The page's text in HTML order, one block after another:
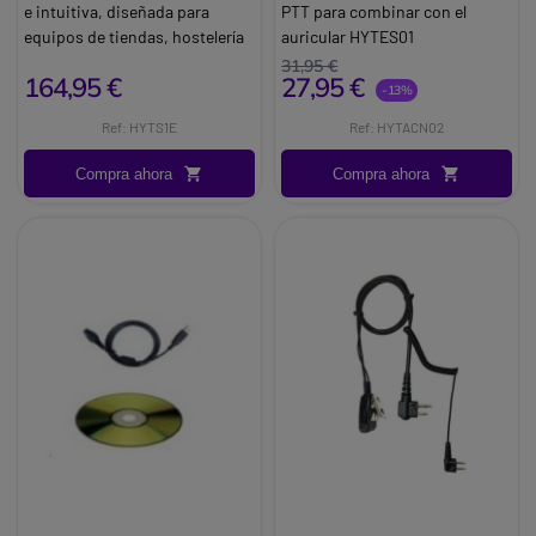
e intuitiva, diseñada para
equipos de tiendas, hostelería
ruido mediante IA y una
Hytera
164,95 €
Ref: HYTS1E
Compra ahora
PTT para combinar con el
auricular HYTES01
Marca:Hytera
31,95 €
27,95 € -13%
Ref: HYTACN02
Compra ahora